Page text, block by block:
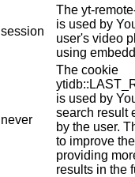
session
The yt-
is used by
user's video
using
never
The cookie
is used by
search result
by the user.
to improve
providing
results in the